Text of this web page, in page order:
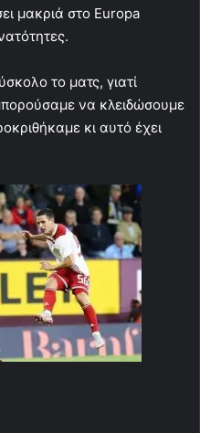
μακριά στο Europa
το ματς, γιατί
να κλειδώσουμε
κι αυτό έχει